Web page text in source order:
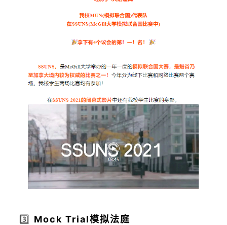
3️⃣ Mock Trial模拟法庭